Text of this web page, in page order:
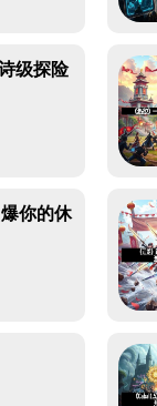
级探险
你的休